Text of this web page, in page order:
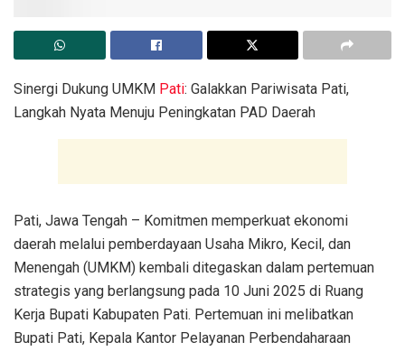
Sinergi Dukung UMKM Pati: Galakkan Pariwisata Pati,
Langkah Nyata Menuju Peningkatan PAD Daerah
Pati, Jawa Tengah – Komitmen memperkuat ekonomi
daerah melalui pemberdayaan Usaha Mikro, Kecil, dan
Menengah (UMKM) kembali ditegaskan dalam pertemuan
strategis yang berlangsung pada 10 Juni 2025 di Ruang
Kerja Bupati Kabupaten Pati. Pertemuan ini melibatkan
Bupati Pati, Kepala Kantor Pelayanan Perbendaharaan